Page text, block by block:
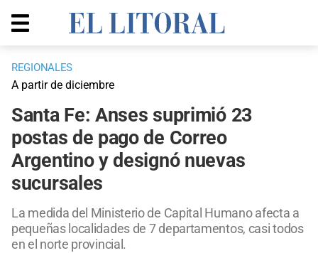
REGIONALES
A partir de diciembre
Santa Fe: Anses suprimió 23
postas de pago de Correo
Argentino y designó nuevas
sucursales
La medida del Ministerio de Capital Humano afecta a
pequeñas localidades de 7 departamentos, casi todos
en el norte provincial.